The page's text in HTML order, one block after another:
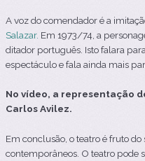
A voz do comendador é a
Salazar. Em 1973/74, a
ditador português. Isto falara
espectáculo e fala ainda mais
No vídeo, a representação
Carlos Avilez.
Em conclusão, o teatro é fruto
contemporâneos. O teatro pode